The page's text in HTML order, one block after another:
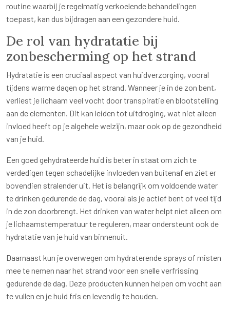
routine waarbij je regelmatig verkoelende behandelingen
toepast, kan dus bijdragen aan een gezondere huid.
De rol van hydratatie bij
zonbescherming op het strand
Hydratatie is een cruciaal aspect van huidverzorging, vooral
tijdens warme dagen op het strand. Wanneer je in de zon bent,
verliest je lichaam veel vocht door transpiratie en blootstelling
aan de elementen. Dit kan leiden tot uitdroging, wat niet alleen
invloed heeft op je algehele welzijn, maar ook op de gezondheid
van je huid.
Een goed gehydrateerde huid is beter in staat om zich te
verdedigen tegen schadelijke invloeden van buitenaf en ziet er
bovendien stralender uit. Het is belangrijk om voldoende water
te drinken gedurende de dag, vooral als je actief bent of veel tijd
in de zon doorbrengt. Het drinken van water helpt niet alleen om
je lichaamstemperatuur te reguleren, maar ondersteunt ook de
hydratatie van je huid van binnenuit.
Daarnaast kun je overwegen om hydraterende sprays of misten
mee te nemen naar het strand voor een snelle verfrissing
gedurende de dag. Deze producten kunnen helpen om vocht aan
te vullen en je huid fris en levendig te houden.